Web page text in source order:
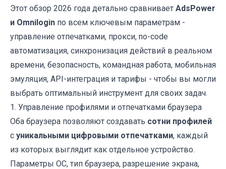
Этот обзор 2026 года детально сравнивает AdsPower
и Omnilogin по всем ключевым параметрам -
управление отпечатками, прокси, no-code
автоматизация, синхронизация действий в реальном
времени, безопасность, командная работа, мобильная
эмуляция, API-интеграция и тарифы - чтобы вы могли
выбрать оптимальный инструмент для своих задач.
1. Управление профилями и отпечатками браузера
Оба браузера позволяют создавать сотни профилей
с уникальными цифровыми отпечатками, каждый
из которых выглядит как отдельное устройство.
Параметры ОС, тип браузера, разрешение экрана,